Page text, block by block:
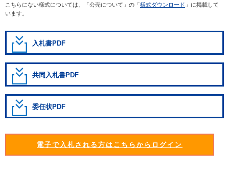
こちらにない様式については、「公売について」の「様式ダウンロード 」に掲載して
います。
入札書PDF
共同入札書PDF
委任状PDF
電子で入札される方はこちらからログイン